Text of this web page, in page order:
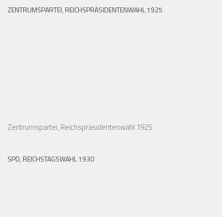
ZENTRUMSPARTEI, REICHSPRÄSIDENTENWAHL 1925
Zentrumspartei, Reichspräsidentenwahl 1925
SPD, REICHSTAGSWAHL 1930